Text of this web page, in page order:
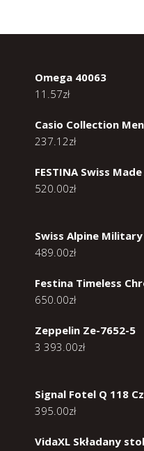
Omega 40063
11.57zł
Casio Collection
237.12zł
FESTINA Swiss
520.00zł
Swiss Alpine Military
489.00zł
Festina Timeless
650.00zł
Zeppelin Ze-7652-5
3 393.00zł
Signal Fotel Q 118
395.00zł
VidaXL Składany